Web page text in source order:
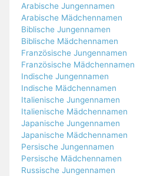
Arabische Jungennamen
Arabische Mädchennamen
Biblische Jungennamen
Biblische Mädchennamen
Französische Jungennamen
Französische Mädchennamen
Indische Jungennamen
Indische Mädchennamen
Italienische Jungennamen
Italienische Mädchennamen
Japanische Jungennamen
Japanische Mädchennamen
Persische Jungennamen
Persische Mädchennamen
Russische Jungennamen